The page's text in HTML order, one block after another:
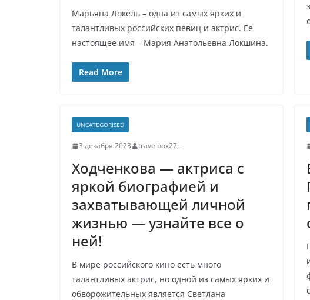
Марьяна Локель – одна из самых ярких и
талантливых российских певиц и актрис. Ее
настоящее имя – Мария Анатольевна Локшина.
Read More
UNCATEGORISED
3 декабря 2023 travelbox27_
Ходченкова — актриса с
яркой биографией и
захватывающей личной
жизнью — узнайте все о
ней!
В мире российского кино есть много
талантливых актрис, но одной из самых ярких и
обворожительных является Светлана